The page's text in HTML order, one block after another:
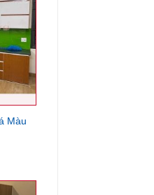
Màu